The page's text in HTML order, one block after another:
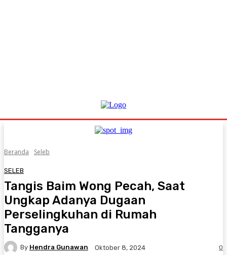
Beranda Seleb
SELEB
Tangis Baim Wong Pecah, Saat
Ungkap Adanya Dugaan
Perselingkuhan di Rumah
Tangganya
By Hendra Gunawan Oktober 8, 2024 0